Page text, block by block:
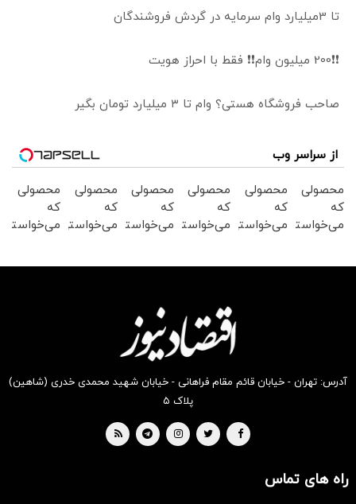
تا 3میلیارد وام سرمایه در گردش فروشندگان
❗❗200 میلیون وام❗❗ فقط با احراز هویت
صاحب فروشگاه هستی؟ وام تا ۳ میلیارد تومان بگیر
از سراسر وب
محصولی
که
می‌خواستی
محصولی
که
می‌خواستی
محصولی
که
می‌خواستی
بخر !
محصولی
که
می‌خواستی
بخر !
محصولی
که
می‌خواستی
محصولی
که
می‌خواستی
آدرس: تهران - خیابان قائم مقام فراهانی - خیابان شهید محمدی خدری (شاهین)
پلاک ۵
راه های تماس